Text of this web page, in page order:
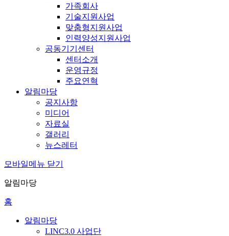
가족회사
기술지원사업
맞춤형지원사업
인력양성지원사업
공동기기센터
센터소개
운영규정
주요연혁
알림마당
공지사항
미디어
자료실
갤러리
뉴스레터
모바일메뉴 닫기
알림마당
홈
알림마당
LINC3.0 사업단